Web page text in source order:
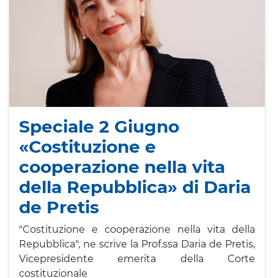
Speciale 2 Giugno
«Costituzione e
cooperazione nella vita
della Repubblica» di Daria
de Pretis
"Costituzione e cooperazione nella vita della
Repubblica", ne scrive la Prof.ssa Daria de Pretis,
Vicepresidente emerita della Corte
costituzionale